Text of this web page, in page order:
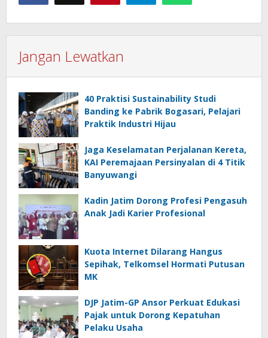
Jangan Lewatkan
40 Praktisi Sustainability Studi
Banding ke Pabrik Bogasari, Pelajari
Praktik Industri Hijau
Jaga Keselamatan Perjalanan Kereta,
KAI Peremajaan Persinyalan di 4 Titik
Banyuwangi
Kadin Jatim Dorong Profesi Pengasuh
Anak Jadi Karier Profesional
Kuota Internet Dilarang Hangus
Sepihak, Telkomsel Hormati Putusan
MK
DJP Jatim-GP Ansor Perkuat Edukasi
Pajak untuk Dorong Kepatuhan
Pelaku Usaha